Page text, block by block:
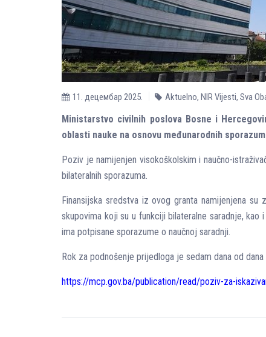
11. децембар 2025. Aktuelno, NIR Vijesti, Sva
Ministarstvo civilnih poslova Bosne i
oblasti nauke na osnovu međunarodnih
Poziv je namijenjen visokoškolskim i naučno-
bilateralnih sporazuma.
Finansijska sredstva iz ovog granta namijenjena su
skupovima koji su u funkciji bilateralne saradnje,
ima potpisane sporazume o naučnoj saradnji.
Rok za podnošenje prijedloga je sedam dana od
https://mcp.gov.ba/publication/read/poziv-za-